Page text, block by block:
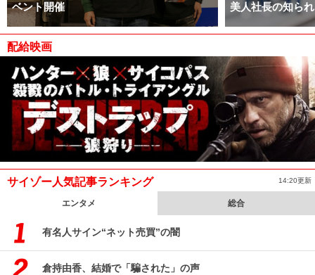
ベント開催
美人社長の知ら
配給映画
サイゾー人気記事ランキング 14:20更新
エンタメ 総合
有名人サイン“ネット売買”の闇
倉持由香、結婚で「騙された」の声